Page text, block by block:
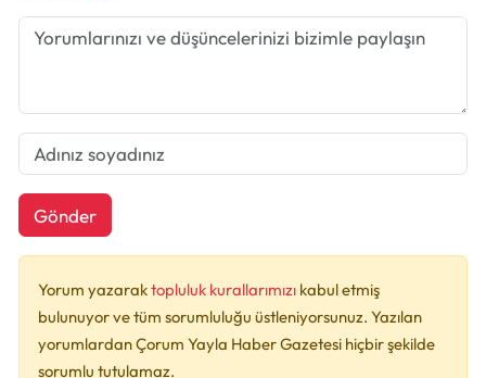
Gönder
Yorum yazaraktopluluk kurallarımızı kabul etmiş
bulunuyor ve tüm sorumluluğu üstleniyorsunuz. Yazılan
yorumlardan Çorum Yayla Haber Gazetesi hiçbir şekilde
sorumlu tutulamaz.